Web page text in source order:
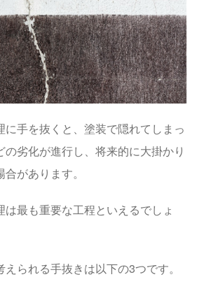
手を抜くと、塗装で隠れてしまっ
劣化が進行し、将来的に大掛かり
があります。
最も重要な工程といえるでしょ
られる手抜きは以下の3つです。